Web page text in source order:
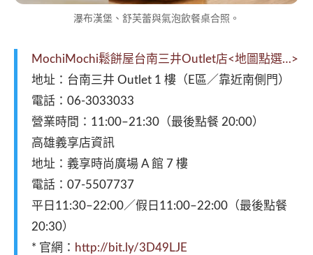
瀑布漢堡、舒芙蕾與氣泡飲餐桌合照。
MochiMochi鬆餅屋台南三井Outlet店<地圖點選…>
地址：台南三井 Outlet 1 樓（E區／靠近南側門）
電話：06-3033033
營業時間：11:00–21:30（最後點餐 20:00）
高雄義享店資訊
地址：義享時尚廣場 A 館 7 樓
電話：07-5507737
平日11:30–22:00／假日11:00–22:00（最後點餐
20:30）
* 官網： http://bit.ly/3D49LJE